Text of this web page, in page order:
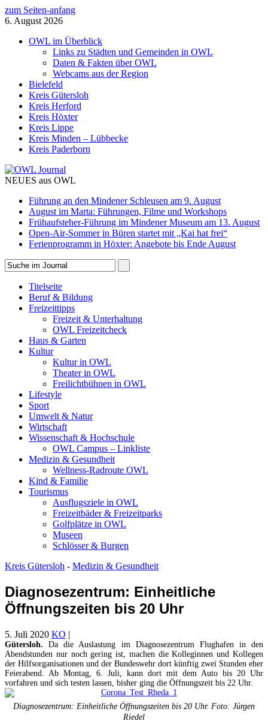
zum Seiten-anfang
6. August 2026
OWL im Überblick
Links zu Städten und Gemeinden in OWL
Daten & Fakten über OWL
Webcams aus der Region
Bielefeld
Kreis Gütersloh
Kreis Herford
Kreis Höxter
Kreis Lippe
Kreis Minden – Lübbecke
Kreis Paderborn
NEUES aus OWL
Führung an den Mindener Schleusen am 9. August
August im Marta: Führungen, Filme und Workshops
Frühaufsteher-Führung im Mindener Museum am 13. August
Open-Air-Sommer in Büren startet mit „Kai hat frei“
Ferienprogramm in Höxter: Angebote bis Ende August
Titelseite
Beruf & Bildung
Freizeittipps
Freizeit & Unterhaltung
OWL Freizeitcheck
Haus & Garten
Kultur
Kultur in OWL
Theater in OWL
Freilichtbühnen in OWL
Lifestyle
Sport
Umwelt & Natur
Wirtschaft
Wissenschaft & Hochschule
OWL Campus – Linkliste
Medizin & Gesundheit
Wellness-Radroute OWL
Kind & Familie
Tourismus
Ausflugsziele in OWL
Freizeitbäder & Freizeitparks
Golfplätze in OWL
Museen
Schlösser & Burgen
Kreis Gütersloh - Medizin & Gesundheit
Diagnosezentrum: Einheitliche
Öffnungszeiten bis 20 Uhr
5. Juli 2020 KO |
Gütersloh. Da die Auslastung im Diagnosezentrum Flughafen in den
Abendstunden nur noch gering ist, machen die Kolleginnen und Kollegen
der Hilfsorganisationen und der Bundeswehr dort künftig zwei Stunden eher
Feierabend. Ab Montag, 6. Juli, kann dort mit dem Auto bis 20 Uhr
vorfahren und sich testen lassen, bisher ging die Öffnungszeit bis 22 Uhr.
Diagnosezentrum: Einheitliche Öffnungszeiten bis 20 Uhr. Foto: Jürgen
Riedel